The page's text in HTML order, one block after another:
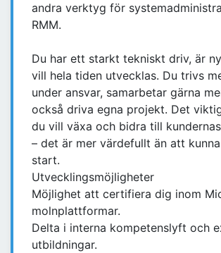
andra verktyg för
RMM.
Du har ett starkt tekniskt driv, är
vill hela tiden utvecklas. Du trivs
under ansvar, samarbetar gärna
också driva egna projekt. Det
du vill växa och bidra till
– det är mer värdefullt än att
start.
Utvecklingsmöjligheter
Möjlighet att certifiera dig inom
molnplattformar.
Delta i interna kompetenslyft och
utbildningar.